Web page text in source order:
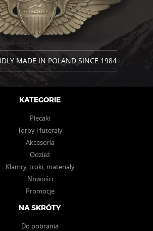
MADE IN POLAND SINCE 1984
KATEGORIE
Plecaki
Torby i futerały
Akcesoria
Odzież
Klamry, troki, materiały
Nowości
Promocje
NA SKRÓTY
Do pobrania